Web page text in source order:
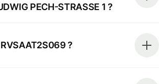
PECH-STRASSE 1 ?
?